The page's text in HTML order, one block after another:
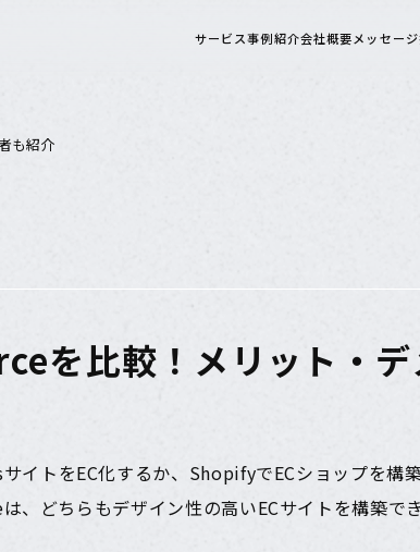
サービス事例紹介会社概要メッセージ
も紹介
を比較！メリット・デ
イトをEC化するか、ShopifyでECショップを構
どちらもデザイン性の高いECサイトを構築でき